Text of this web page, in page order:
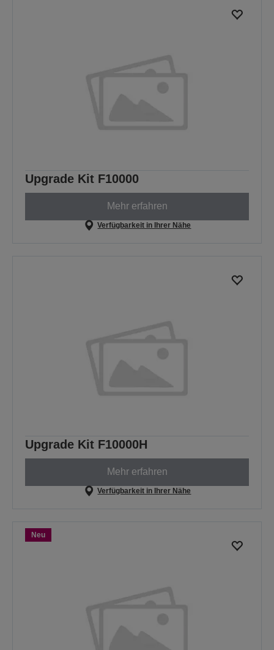
Upgrade Kit F10000
Mehr erfahren
Verfügbarkeit in Ihrer Nähe
Upgrade Kit F10000H
Mehr erfahren
Verfügbarkeit in Ihrer Nähe
Neu